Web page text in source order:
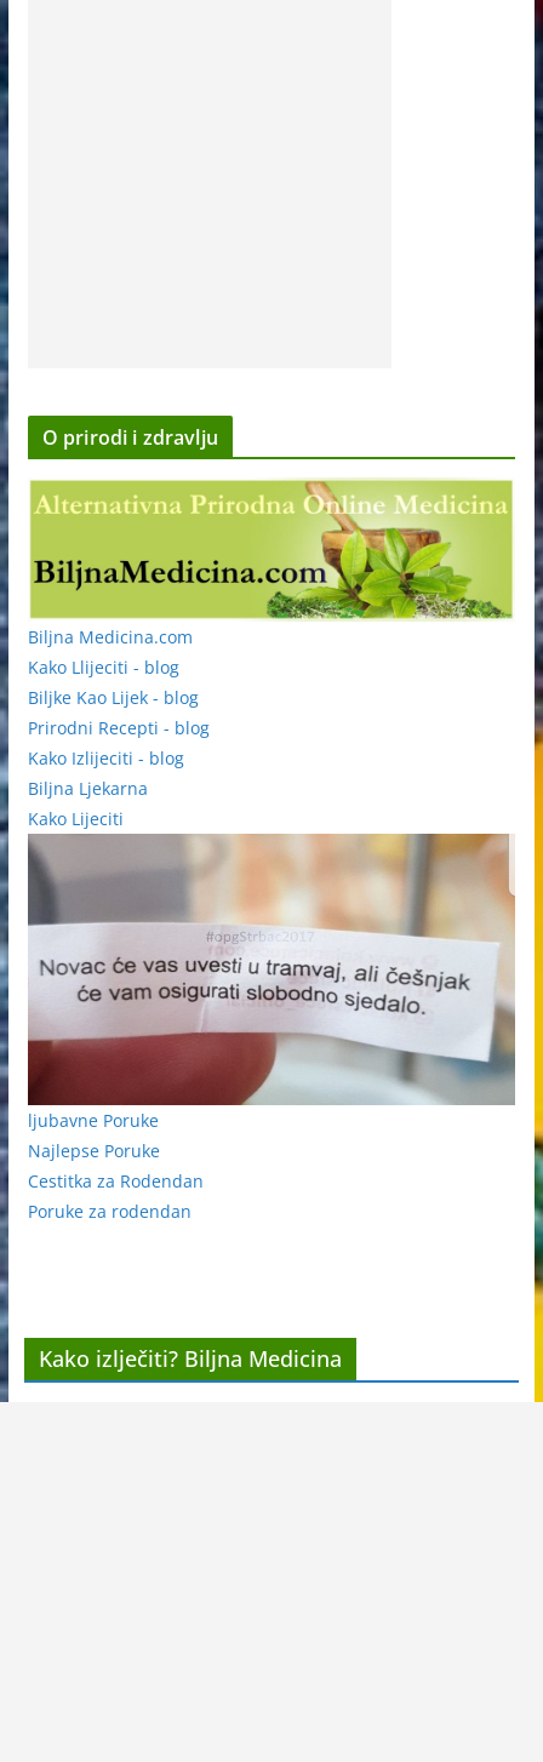
O prirodi i zdravlju
Biljna Medicina.com
Kako Llijeciti - blog
Biljke Kao Lijek - blog
Prirodni Recepti - blog
Kako Izlijeciti - blog
Biljna Ljekarna
Kako Lijeciti
ljubavne Poruke
Najlepse Poruke
Cestitka za Rodendan
Poruke za rodendan
Kako izlječiti? Biljna Medicina